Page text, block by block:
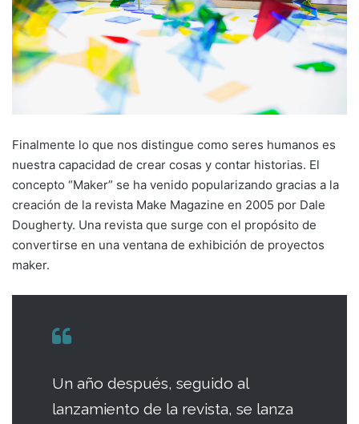
Finalmente lo que nos distingue como seres humanos es
nuestra capacidad de crear cosas y contar historias. El
concepto “Maker” se ha venido popularizando gracias a la
creación de la revista Make Magazine en 2005 por Dale
Dougherty. Una revista que surge con el propósito de
convertirse en una ventana de exhibición de proyectos
maker.
Un año después, seguido al
lanzamiento de la revista, se lanza